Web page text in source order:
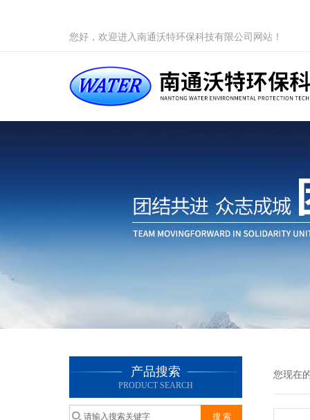
您好，欢迎进入南通沃特环保科技有限公司网站！
产品搜索
PRODUCT SEARCH
您现在